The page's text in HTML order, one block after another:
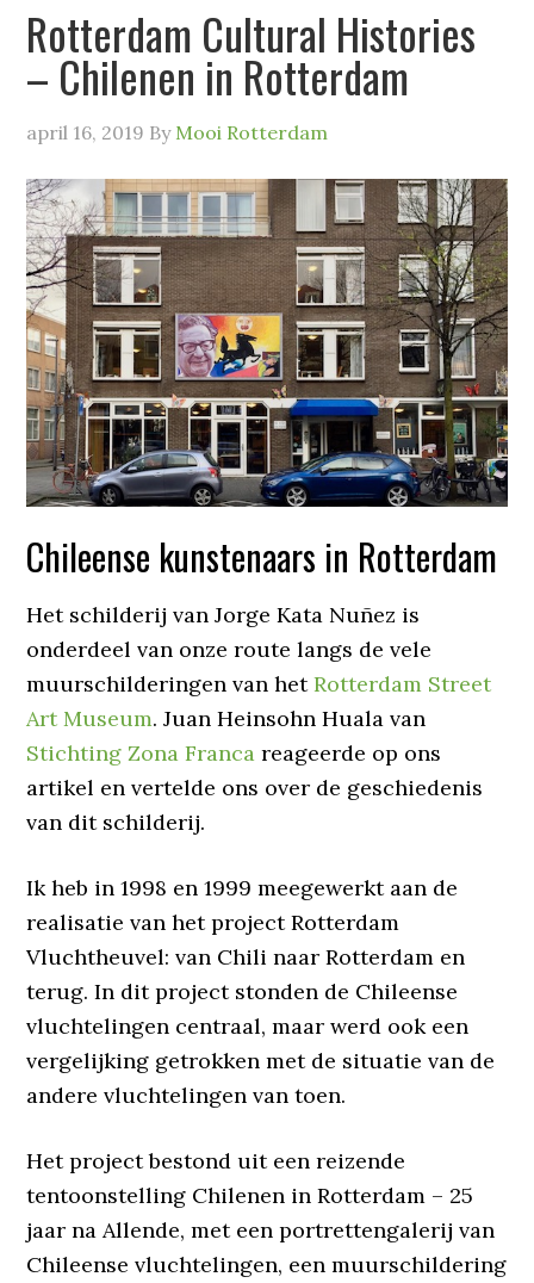
Rotterdam Cultural Histories
– Chilenen in Rotterdam
april 16, 2019 By Mooi Rotterdam
Chileense kunstenaars in Rotterdam
Het schilderij van Jorge Kata Nuñez is
onderdeel van onze route langs de vele
muurschilderingen van hetRotterdam Street
Art Museum. Juan Heinsohn Huala van
Stichting Zona Franca reageerde op ons
artikel en vertelde ons over de geschiedenis
van dit schilderij.
Ik heb in 1998 en 1999 meegewerkt aan de
realisatie van het project Rotterdam
Vluchtheuvel: van Chili naar Rotterdam en
terug. In dit project stonden de Chileense
vluchtelingen centraal, maar werd ook een
vergelijking getrokken met de situatie van de
andere vluchtelingen van toen.
Het project bestond uit een reizende
tentoonstelling Chilenen in Rotterdam – 25
jaar na Allende, met een portrettengalerij van
Chileense vluchtelingen, een muurschildering